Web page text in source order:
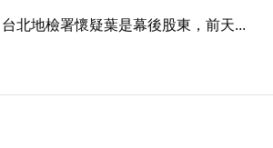
北地檢署懷疑葉是幕後股東，前天...